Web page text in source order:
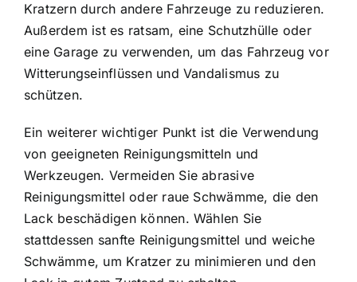
Kratzern durch andere Fahrzeuge zu reduzieren.
Außerdem ist es ratsam, eine Schutzhülle oder
eine Garage zu verwenden, um das Fahrzeug vor
Witterungseinflüssen und Vandalismus zu
schützen.
Ein weiterer wichtiger Punkt ist die Verwendung
von geeigneten Reinigungsmitteln und
Werkzeugen. Vermeiden Sie abrasive
Reinigungsmittel oder raue Schwämme, die den
Lack beschädigen können. Wählen Sie
stattdessen sanfte Reinigungsmittel und weiche
Schwämme, um Kratzer zu minimieren und den